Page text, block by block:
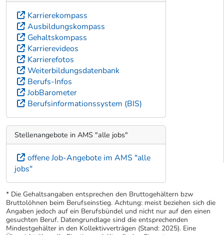
Karrierekompass
Ausbildungskompass
Gehaltskompass
Karrierevideos
Karrierefotos
Weiterbildungsdatenbank
Berufs-Infos
JobBarometer
Berufsinformationssystem (BIS)
Stellenangebote in AMS "alle jobs"
offene Job-Angebote im AMS "alle
jobs"
* Die Gehaltsangaben entsprechen den Bruttogehältern bzw
Bruttolöhnen beim Berufseinstieg. Achtung: meist beziehen sich die
Angaben jedoch auf ein Berufsbündel und nicht nur auf den einen
gesuchten Beruf. Datengrundlage sind die entsprechenden
Mindestgehälter in den Kollektivverträgen (Stand: 2025). Eine